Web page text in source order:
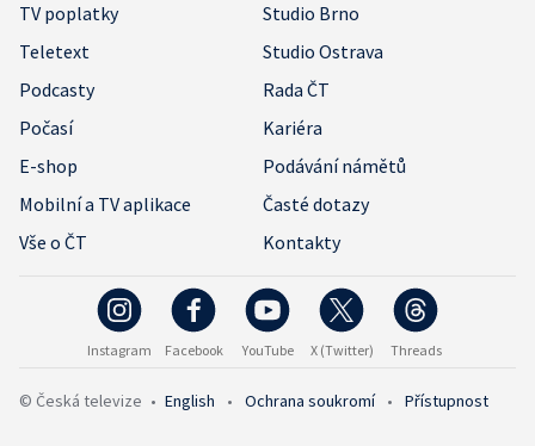
TV poplatky
Studio Brno
Teletext
Studio Ostrava
Podcasty
Rada ČT
Počasí
Kariéra
E-shop
Podávání námětů
Mobilní a TV aplikace
Časté dotazy
Vše o ČT
Kontakty
Instagram Facebook YouTube X (Twitter) Threads
© Česká televize • English • Ochrana soukromí • Přístupnost